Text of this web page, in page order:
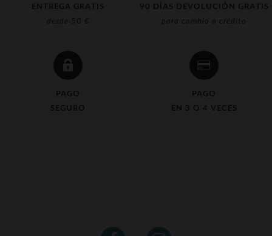
ENTREGA GRATIS
desde 50 €
90 DÍAS DEVOLUCIÓN GRATIS
para cambio o crédito
PAGO
SEGURO
PAGO
EN 3 O 4 VECES